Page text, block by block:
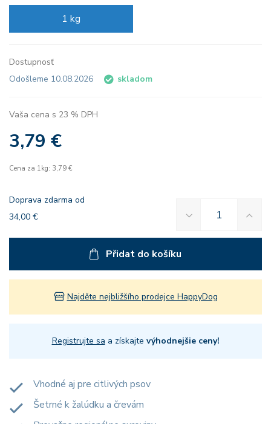
1 kg
Dostupnosť
Odošleme 10.08.2026
skladom
Vaša cena s 23 % DPH
3,79 €
Cena za 1kg: 3,79 €
Doprava zdarma od
34,00 €
Přidat do košíku
Najděte nejbližšího prodejce HappyDog
Registrujte sa a získajte výhodnejšie ceny!
Vhodné aj pre citlivých psov
Šetrné k žalúdku a črevám